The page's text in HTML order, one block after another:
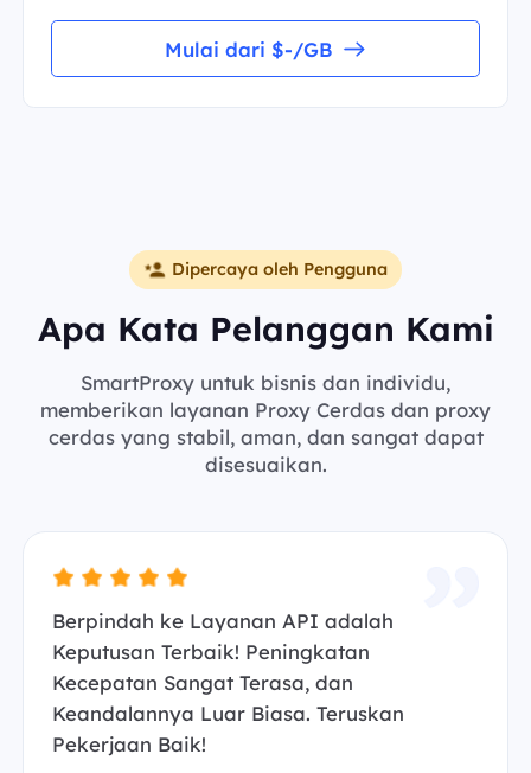
Mulai dari $-/GB
Dipercaya oleh Pengguna
Apa Kata Pelanggan Kami
SmartProxy untuk bisnis dan individu,
memberikan layanan Proxy Cerdas dan proxy
cerdas yang stabil, aman, dan sangat dapat
disesuaikan.
Berpindah ke Layanan API adalah
Keputusan Terbaik! Peningkatan
Kecepatan Sangat Terasa, dan
Keandalannya Luar Biasa. Teruskan
Pekerjaan Baik!